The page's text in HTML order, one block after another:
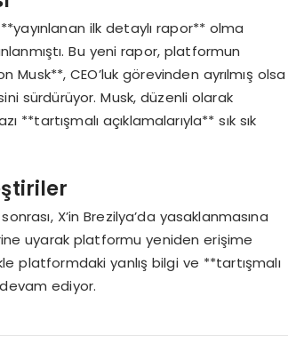
ilk detaylı rapor** olma
Bu yeni rapor, platformun
CEO’luk görevinden ayrılmış olsa
sürdürüyor. Musk, düzenli olarak
açıklamalarıyla** sık sık
X’in Brezilya’da yasaklanmasına
uyarak platformu yeniden erişime
platformdaki yanlış bilgi ve **tartışmalı
ediyor.